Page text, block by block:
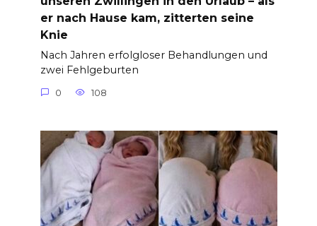
er nach Hause kam, zitterten seine
Knie
Nach Jahren erfolgloser Behandlungen und
zwei Fehlgeburten
0 108